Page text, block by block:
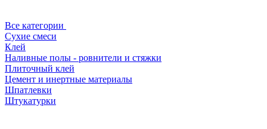
Все категории
Сухие смеси
Клей
Наливные полы - ровнители и стяжки
Плиточный клей
Цемент и инертные материалы
Шпатлевки
Штукатурки